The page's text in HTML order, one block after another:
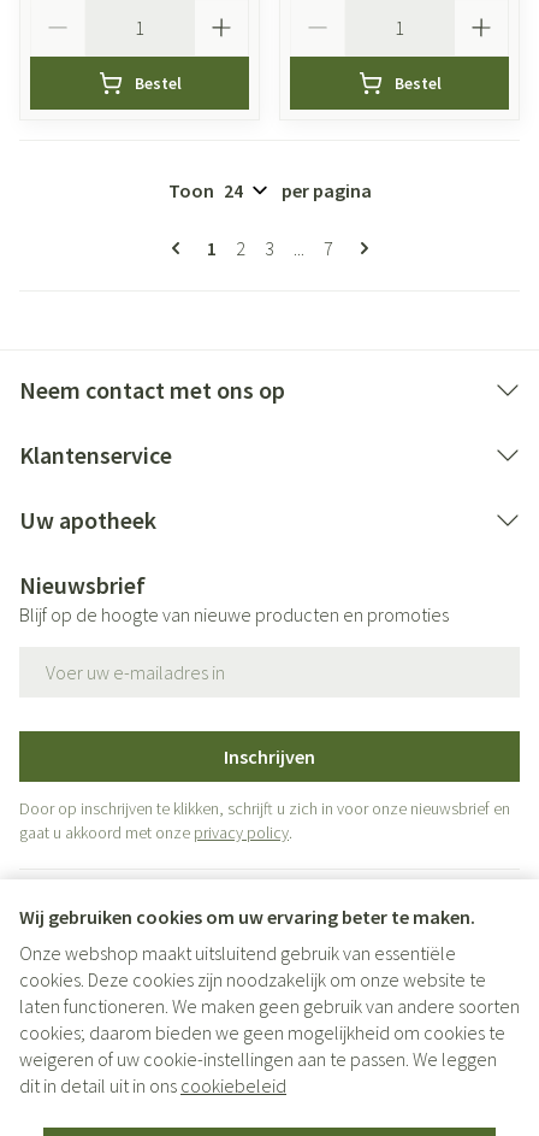
Wij gebruiken cookies om uw ervaring beter te maken.
Onze webshop maakt uitsluitend gebruik van essentiële
cookies. Deze cookies zijn noodzakelijk om onze website te
laten functioneren. We maken geen gebruik van andere soorten
cookies; daarom bieden we geen mogelijkheid om cookies te
weigeren of uw cookie-instellingen aan te passen. We leggen
dit in detail uit in ons cookiebeleid
Bestel Bestel
Pagina's
U lees momenteel pagina
1 Pagina
2 Pagina
3 ... Pagina
7
Toon per pagina
Neem contact met ons op
Klantenservice
Uw apotheek
Nieuwsbrief
Blijf op de hoogte van nieuwe producten en promoties
Inschrijven
Door op inschrijven te klikken, schrijft u zich in voor onze nieuwsbrief en
gaat u akkoord met onze privacy policy.
Juridische links